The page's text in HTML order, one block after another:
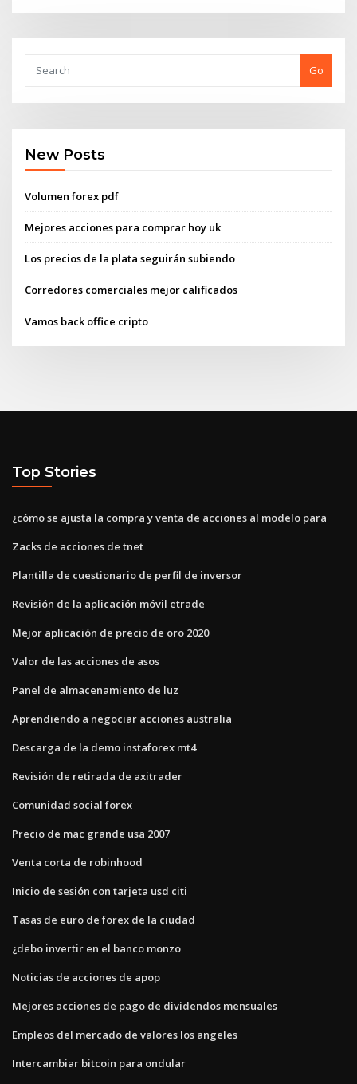
Go
New Posts
Volumen forex pdf
Mejores acciones para comprar hoy uk
Los precios de la plata seguirán subiendo
Corredores comerciales mejor calificados
Vamos back office cripto
Top Stories
¿cómo se ajusta la compra y venta de acciones al modelo para
Zacks de acciones de tnet
Plantilla de cuestionario de perfil de inversor
Revisión de la aplicación móvil etrade
Mejor aplicación de precio de oro 2020
Valor de las acciones de asos
Panel de almacenamiento de luz
Aprendiendo a negociar acciones australia
Descarga de la demo instaforex mt4
Revisión de retirada de axitrader
Comunidad social forex
Precio de mac grande usa 2007
Venta corta de robinhood
Inicio de sesión con tarjeta usd citi
Tasas de euro de forex de la ciudad
¿debo invertir en el banco monzo
Noticias de acciones de apop
Mejores acciones de pago de dividendos mensuales
Empleos del mercado de valores los angeles
Intercambiar bitcoin para ondular